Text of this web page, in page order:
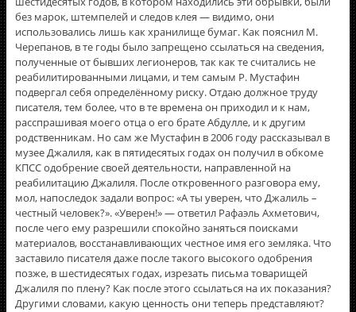
без марок, штемпелей и следов клея — видимо, они
использовались лишь как хранилище бумаг. Как пояснил М.
Черепанов, в те годы было запрещено ссылаться на сведения,
полученные от бывших легионеров, так как те считались не
реабилитированными лицами, и тем самым Р. Мустафин
подвергал себя определённому риску. Отдаю должное труду
писателя, тем более, что в те времена он приходил и к нам,
расспрашивая моего отца о его брате Абдулле, и к другим
родственникам. Но сам же Мустафин в 2006 году рассказывал в
музее Джалиля, как в пятидесятых годах он получил в обкоме
КПСС одобрение своей деятельности, направленной на
реабилитацию Джалиля. После откровенного разговора ему,
мол, напоследок задали вопрос: «А ты уверен, что Джалиль –
честный человек?». «Уверен!» — ответил Рафаэль Ахметович,
после чего ему разрешили спокойно заняться поисками
материалов, восстанавливающих честное имя его земляка. Что
заставило писателя даже после такого высокого одобрения
позже, в шестидесятых годах, изрезать письма товарищей
Джалиля по плену? Как после этого ссылаться на их показания?
Другими словами, какую ценность они теперь представляют?